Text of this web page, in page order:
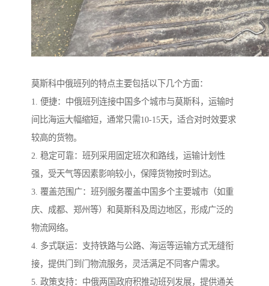
莫斯科中俄班列的特点主要包括以下几个方面：
1. 便捷：中俄班列连接中国多个城市与莫斯科，运输时
间比海运大幅缩短，通常只需10-15天，适合对时效要求
较高的货物。
2. 稳定可靠：班列采用固定班次和路线，运输计划性
强，受天气等因素影响较小，保障货物按时到达。
3. 覆盖范围广：班列服务覆盖中国多个主要城市（如重
庆、成都、郑州等）和莫斯科及周边地区，形成广泛的
物流网络。
4. 多式联运：支持铁路与公路、海运等运输方式无缝衔
接，提供门到门物流服务，灵活满足不同客户需求。
5. 政策支持：中俄两国政府积推动班列发展，提供通关